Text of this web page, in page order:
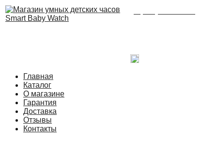
Главная
Каталог
О магазине
Гарантия
Доставка
Отзывы
Контакты